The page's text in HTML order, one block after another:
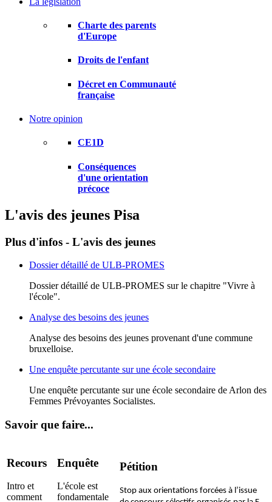
Charte des parents
d'Europe
Droits de l'enfant
Décret en Communauté
française
Notre opinion
CE1D
Conséquences
d'une orientation
précoce
L'avis des jeunes Pisa
Plus d'infos - L'avis des jeunes
Dossier détaillé de ULB-PROMES
Dossier détaillé de ULB-PROMES sur le chapitre "Vivre à
l'école".
Analyse des besoins des jeunes
Analyse des besoins des jeunes provenant d'une commune
bruxelloise.
Une enquête percutante sur une école secondaire
Une enquête percutante sur une école secondaire de Arlon des
Femmes Prévoyantes Socialistes.
Savoir que faire...
Recours
Intro et
comment
Enquête
L'école est
fondamentale
Pétition
Stop aux orientations forcées à l’issue